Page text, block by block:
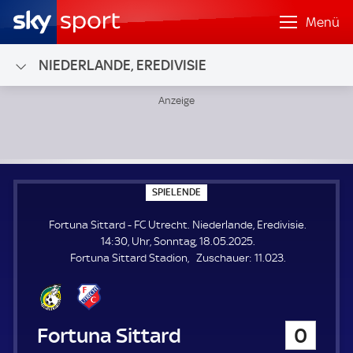
Menü
NIEDERLANDE, EREDIVISIE
SPIELENDE
P
E
L
E
N
Fortuna Sittard - FC Utrecht. Niederlande, Eredivisie.
14:30, Uhr, Sonntag, 18.05.2025.
Fortuna Sittard Stadion
Zuschauer: Z
11.023.
Fortuna Sittard
0